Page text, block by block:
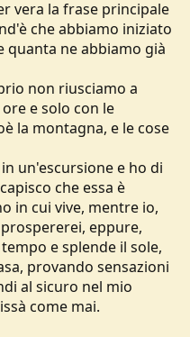
vera la frase principale
che abbiamo iniziato
quanta ne abbiamo già
non riusciamo a
e solo con le
la montagna, e le cose
un'escursione e ho di
che essa è
in cui vive, mentre io,
eppure,
e splende il sole,
provando sensazioni
al sicuro nel mio
come mai.